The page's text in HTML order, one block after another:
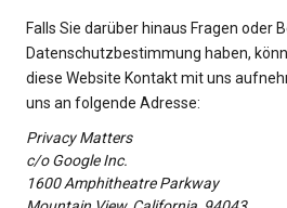
Falls Sie darüber hinaus Fragen oder
Datenschutzbestimmung haben,
diese Website Kontakt mit uns
uns an folgende Adresse:
Privacy Matters
c/o Google Inc.
1600 Amphitheatre Parkway